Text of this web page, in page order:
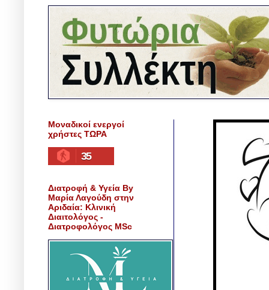
Μοναδικοί ενεργοί
χρήστες ΤΩΡΑ
35
Διατροφή & Υγεία By
Μαρία Λαγούδη στην
Αριδαία: Κλινική
Διαιτολόγος -
Διατροφολόγος MSc